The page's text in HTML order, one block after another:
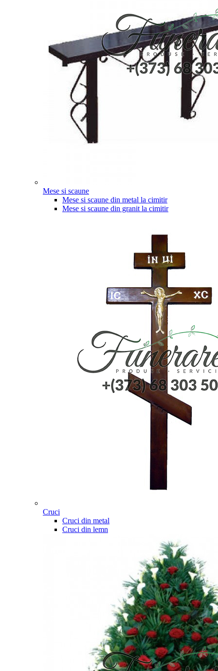
Mese si scaune
Mese si scaune din metal la cimitir
Mese si scaune din granit la cimitir
Cruci
Cruci din metal
Cruci din lemn